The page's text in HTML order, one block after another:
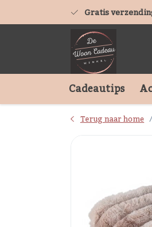
Gratis
Cadeautips
Terug naar home